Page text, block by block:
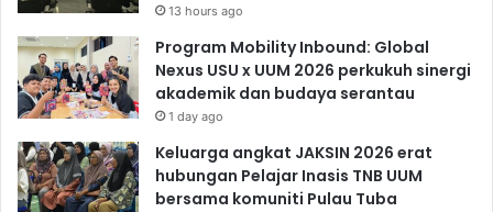
13 hours ago
Program Mobility Inbound: Global
Nexus USU x UUM 2026 perkukuh sinergi
akademik dan budaya serantau
1 day ago
Keluarga angkat JAKSIN 2026 erat
hubungan Pelajar Inasis TNB UUM
bersama komuniti Pulau Tuba